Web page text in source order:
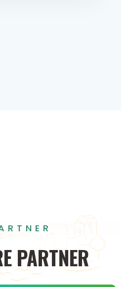
PARTNER